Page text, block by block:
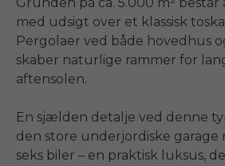
med udsigt over et klassisk
Pergolaer ved både hovedhus
skaber naturlige rammer for
aftensolen.
En sjælden detalje ved denne
den store underjordiske garage
seks biler – en praktisk luksus,